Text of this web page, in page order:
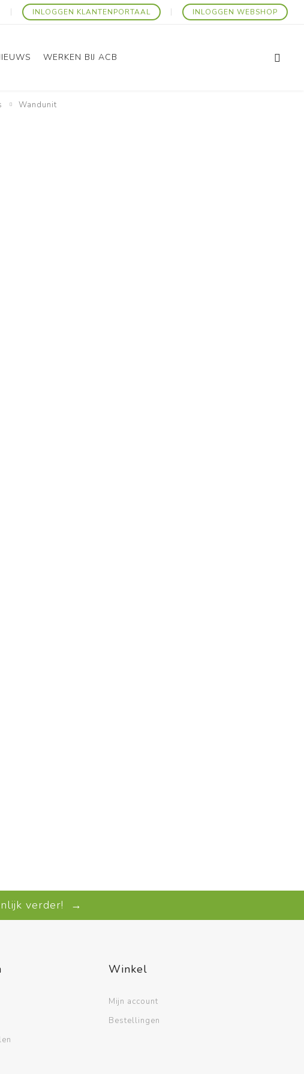
INLOGGEN KLANTENPORTAAL INLOGGEN WEBSHOP
Promo Artikelen
WERKEN BIJ ACB
Wandunit
verder! →
Winkel
Mijn account
Bestellingen